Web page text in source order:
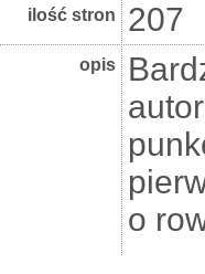
ilość stron 207
opis
o